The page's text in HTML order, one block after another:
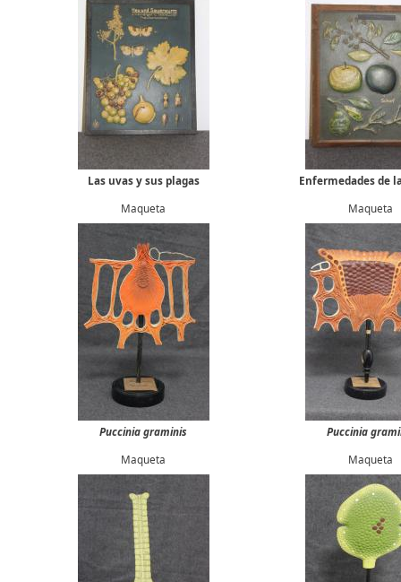
Las uvas y sus plagas
Maqueta
Enfermedades de
Maqueta
Puccinia graminis
Maqueta
Puccinia
Maqueta